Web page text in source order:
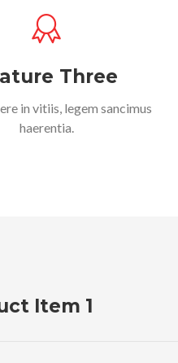
Three
in vitiis, legem sancimus
haerentia.
Item 1